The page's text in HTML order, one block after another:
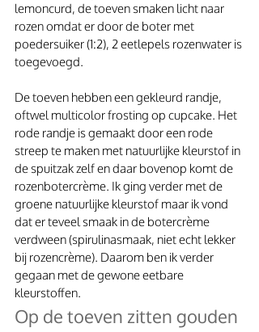
lemoncurd, de toeven smaken licht naar
rozen omdat er door de boter met
poedersuiker (1:2), 2 eetlepels rozenwater is
toegevoegd.
De toeven hebben een gekleurd randje,
oftwel multicolor frosting op cupcake. Het
rode randje is gemaakt door een rode
streep te maken met natuurlijke kleurstof in
de spuitzak zelf en daar bovenop komt de
rozenbotercrème. Ik ging verder met de
groene natuurlijke kleurstof maar ik vond
dat er teveel smaak in de botercrème
verdween (spirulinasmaak, niet echt lekker
bij rozencrème). Daarom ben ik verder
gegaan met de gewone eetbare
kleurstoffen.
Op de toeven zitten gouden